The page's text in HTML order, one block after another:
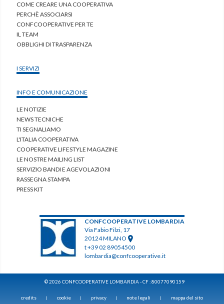
COME CREARE UNA COOPERATIVA
PERCHÈ ASSOCIARSI
CONFCOOPERATIVE PER TE
IL TEAM
OBBLIGHI DI TRASPARENZA
I SERVIZI
INFO E COMUNICAZIONE
LE NOTIZIE
NEWS TECNICHE
TI SEGNALIAMO
L'ITALIA COOPERATIVA
COOPERATIVE LIFESTYLE MAGAZINE
LE NOSTRE MAILING LIST
SERVIZIO BANDI E AGEVOLAZIONI
RASSEGNA STAMPA
PRESS KIT
CONFCOOPERATIVE LOMBARDIA
Via Fabio Filzi, 17
20124 MILANO
t +39 02 89054500
lombardia@confcooperative.it
© 2026 CONFCOOPERATIVE LOMBARDIA - CF : 80077090159
credits cookie privacy note legali mappa del sito